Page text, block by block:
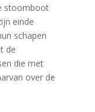
stoomboot
einde
schapen
de
die met
over de